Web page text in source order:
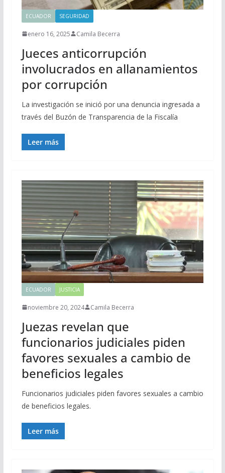
ECUADOR SEGURIDAD
enero 16, 2025 Camila Becerra
Jueces anticorrupción
involucrados en allanamientos
por corrupción
La investigación se inició por una denuncia ingresada a
través del Buzón de Transparencia de la Fiscalía
Leer más
ECUADOR JUSTICIA
noviembre 20, 2024 Camila Becerra
Juezas revelan que
funcionarios judiciales piden
favores sexuales a cambio de
beneficios legales
Funcionarios judiciales piden favores sexuales a cambio
de beneficios legales.
Leer más